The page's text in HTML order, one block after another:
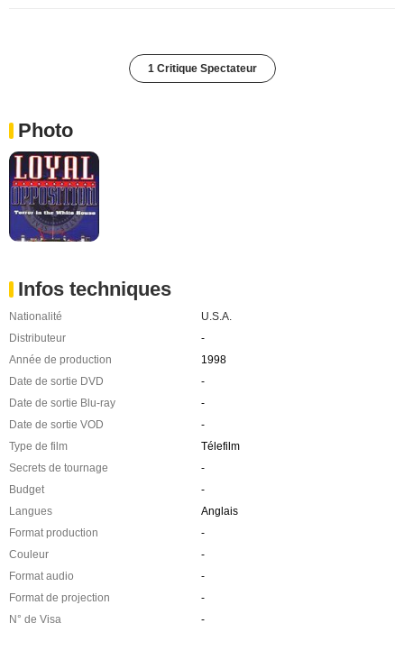
1 Critique Spectateur
Photo
Infos techniques
Nationalité
U.S.A.
Distributeur
-
Année de production
1998
Date de sortie DVD
-
Date de sortie Blu-ray
-
Date de sortie VOD
-
Type de film
Télefilm
Secrets de tournage
-
Budget
-
Langues
Anglais
Format production
-
Couleur
-
Format audio
-
Format de projection
-
N° de Visa
-